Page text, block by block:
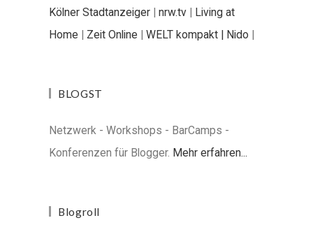
Kölner Stadtanzeiger | nrw.tv | Living at
Home | Zeit Online | WELT kompakt | Nido |
BLOGST
Netzwerk - Workshops - BarCamps -
Konferenzen für Blogger. Mehr erfahren...
Blogroll